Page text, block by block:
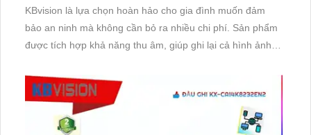
KBvision là lựa chọn hoàn hảo cho gia đình muốn đảm
bảo an ninh mà không cần bỏ ra nhiều chi phí. Sản phẩm
được tích hợp khả năng thu âm, giúp ghi lại cả hình ảnh
chiết khấu cao, Combo Trọn Bộ Camera Wifi Gia Đình
KBvision không chỉ mang lại hiệu suất tốt mà còn giúp tiết
kiệm chi phí